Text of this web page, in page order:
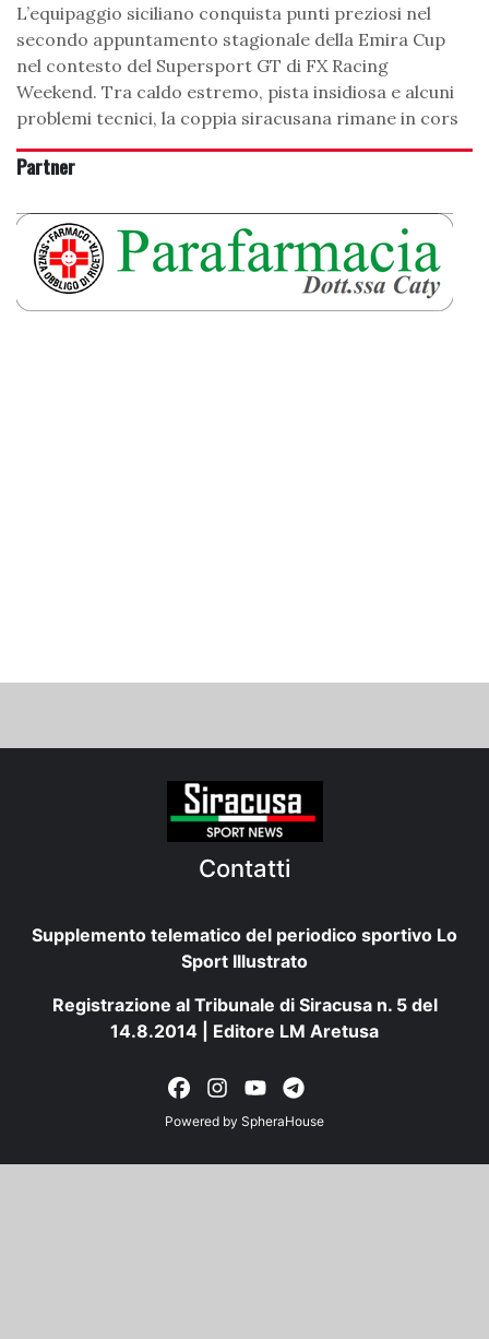
L’equipaggio siciliano conquista punti preziosi nel
secondo appuntamento stagionale della Emira Cup
nel contesto del Supersport GT di FX Racing
Weekend. Tra caldo estremo, pista insidiosa e alcuni
problemi tecnici, la coppia siracusana rimane in cors
Partner
Contatti
Supplemento telematico del periodico sportivo Lo
Sport Illustrato
Registrazione al Tribunale di Siracusa n. 5 del
14.8.2014 | Editore LM Aretusa
Powered by SpheraHouse